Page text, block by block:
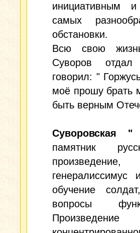
инициативным
самых
обстановки.
Всю свою
Суворов
говорил: "
моё прошу брать
быть верным
Суворовская
памятник
обучение
вопросы